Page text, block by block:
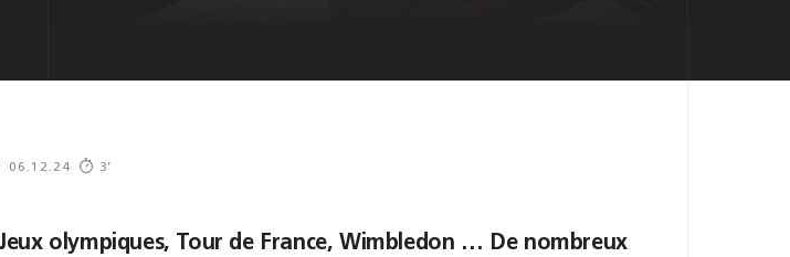
06.12.24 3’
olympiques, Tour de France, Wimbledon … De nombreux